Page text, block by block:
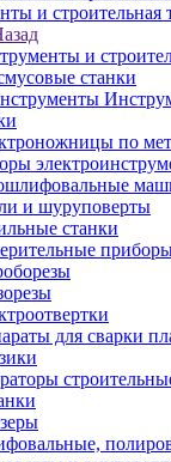
и строительная
и
станки
по
и шуруповерты
станки
для сварки